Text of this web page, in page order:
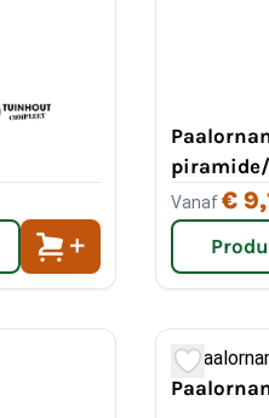
Vanaf€